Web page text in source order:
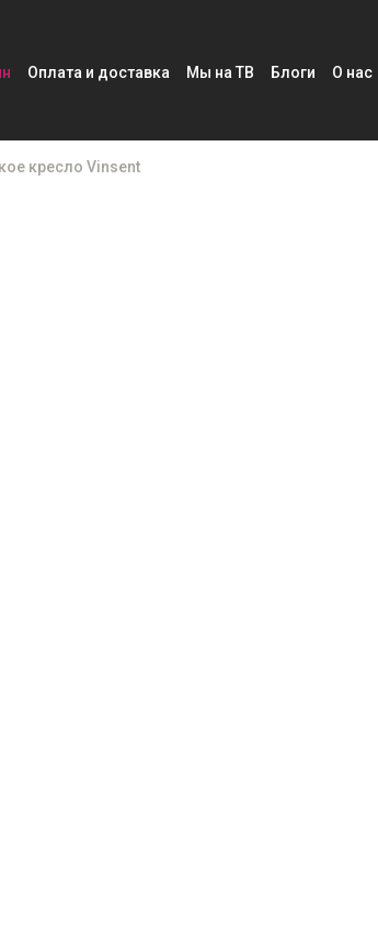
Оплата и доставка Мы на ТВ Блоги О нас
кресло Vinsent